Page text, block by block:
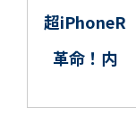
超iPhoneR
革命！内